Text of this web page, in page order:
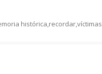
histórica,recordar,víctimas